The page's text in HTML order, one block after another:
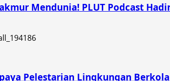
Mendunia! PLUT Podcast
Pelestarian Lingkungan